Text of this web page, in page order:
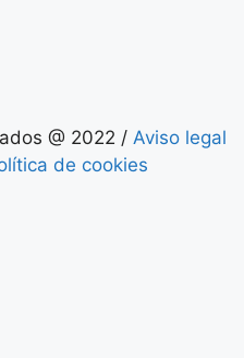
@ 2022 / Aviso legal
de cookies